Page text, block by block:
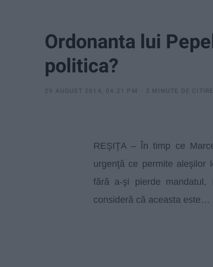
Ordonanta lui
politica?
29 AUGUST 2014, 04:21 PM 3 MINUTE DE CITIRE
REŞIŢA – În timp ce
urgenţă ce permite aleşilor
fără a-şi pierde mandatul,
consideră că aceasta este…